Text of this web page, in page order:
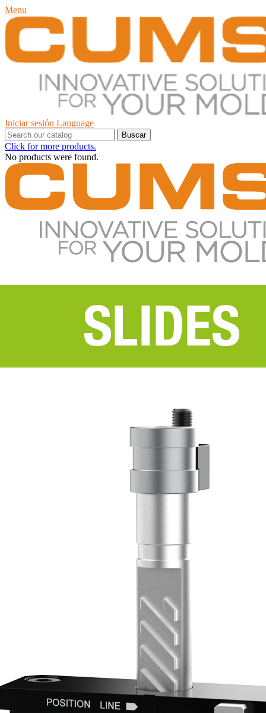
Menu
Iniciar sesión Language
Buscar
Click for more products.
No products were found.